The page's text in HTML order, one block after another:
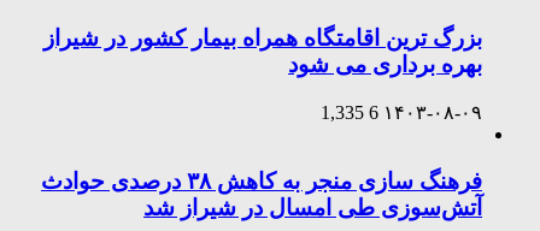
بزرگ ترین اقامتگاه همراه بیمار کشور در شیراز
بهره برداری می شود
۱۴۰۳-۰۸-۰۹ 6
1,335
فرهنگ سازی منجر به کاهش ۳۸ درصدی حوادث
آتش‌سوزی طی امسال در شیراز شد